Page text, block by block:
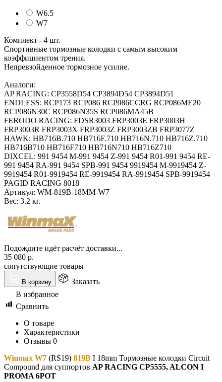
W6.5
W7
Комплект - 4 шт.
Спортивные тормозные колодки c самым высоким
коэффициентом трения.
Непревзойденное тормозное усилие.
Аналоги:
AP RACING: CP3558D54 CP3894D54 CP3894D51
ENDLESS: RCP173 RCP086 RCP086CCRG RCP086ME20
RCP086N30C RCP086N35S RCP086MA45B
FERODO RACING: FDSR3003 FRP3003E FRP3003H
FRP3003R FRP3003X FRP3003Z FRP3003ZB FRP3077Z
HAWK: HB716B.710 HB716F.710 HB716N.710 HB716Z.710
HB716B710 HB716F710 HB716N710 HB716Z710
DIXCEL: 991 9454 M-991 9454 Z-991 9454 R01-991 9454 RE-
991 9454 RA-991 9454 SPB-991 9454 9919454 M-9919454 Z-
9919454 R01-9919454 RE-9919454 RA-9919454 SPB-9919454
PAGID RACING 8018
Артикул: WM-819B-18MM-W7
Вес: 3.2 кг.
Подождите идёт расчёт доставки...
35 080 р.
сопутствующие товары
В корзину
Заказать
В избранное
Сравнить
О товаре
Характеристики
Отзывы 0
Winmax W7 (RS19) 819B I 18mm Тормозные колодки Circuit
Compound для суппортов AP RACING CP5555, ALCON I
PROMA 6POT